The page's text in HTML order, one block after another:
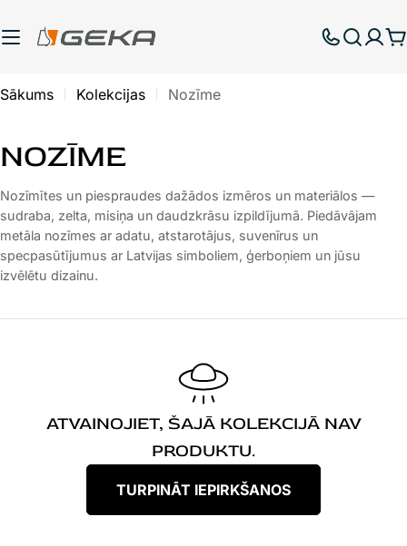
uz
Sākums Kolekcijas Nozīme
K
A
T
E
NOZĪME
Nozīmītes un piespraudes dažādos izmēros un materiālos —
sudraba, zelta, misiņa un daudzkrāsu izpildījumā. Piedāvājam
metāla nozīmes ar adatu, atstarotājus, suvenīrus un
specpasūtījumus ar Latvijas simboliem, ģerboņiem un jūsu
izvēlētu dizainu.
ATVAINOJIET, ŠAJĀ KOLEKCIJĀ NAV
PRODUKTU.
TURPINĀT IEPIRKŠANOS